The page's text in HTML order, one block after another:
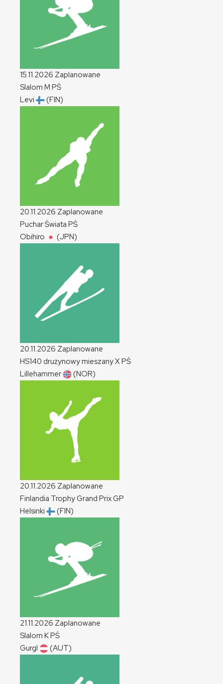
15.11.2026 Zaplanowane
Slalom M PŚ
Levi
(FIN)
20.11.2026 Zaplanowane
Puchar Świata PŚ
Obihiro
(JPN)
20.11.2026 Zaplanowane
HS140 drużynowy mieszanyXPŚ
Lillehammer
(NOR)
20.11.2026 Zaplanowane
Finlandia Trophy Grand PrixGP
Helsinki
(FIN)
21.11.2026 Zaplanowane
Slalom KPŚ
Gurgl
(AUT)